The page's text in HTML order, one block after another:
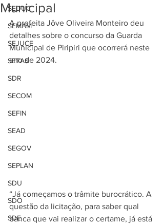
SEDUC
SEMAM
SEJUCE
SETAS
SDR
SECOM
SEFIN
SEAD
SEGOV
SEPLAN
SDU
SDO
SDE
Municipal
A prefeita Jôve Oliveira Monteiro deu
detalhes sobre o concurso da Guarda
Municipal de Piripiri que ocorrerá neste
ano de 2024.
“Já começamos o trâmite burocrático. A
questão da licitação, para saber qual
banca que vai realizar o certame, já está